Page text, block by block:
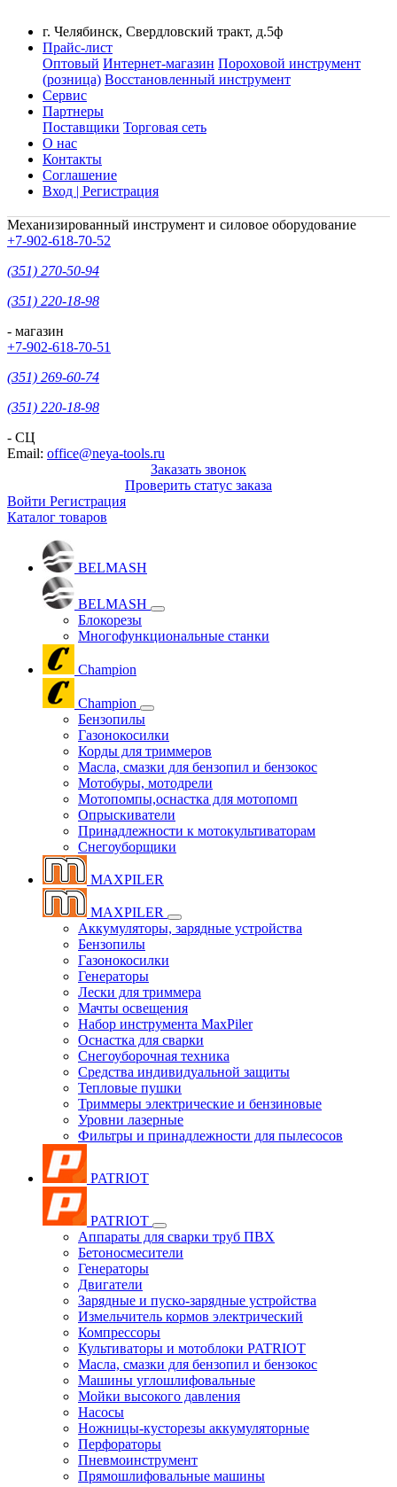
г. Челябинск, Свердловский тракт, д.5ф
Прайс-лист
Оптовый Интернет-магазин Пороховой инструмент
(розница) Восстановленный инструмент
Сервис
Партнеры
Поставщики Торговая сеть
О нас
Контакты
Соглашение
Вход | Регистрация
Механизированный инструмент и силовое оборудование
+7-902-618-70-52
(351) 270-50-94
(351) 220-18-98
- магазин
+7-902-618-70-51
(351) 269-60-74
(351) 220-18-98
- СЦ
Email: office@neya-tools.ru
Заказать звонок
Проверить статус заказа
Войти Регистрация
Каталог товаров
BELMASH
BELMASH
Блокорезы
Многофункциональные станки
Champion
Champion
Бензопилы
Газонокосилки
Корды для триммеров
Масла, смазки для бензопил и бензокос
Мотобуры, мотодрели
Мотопомпы,оснастка для мотопомп
Опрыскиватели
Принадлежности к мотокультиваторам
Снегоуборщики
MAXPILER
MAXPILER
Аккумуляторы, зарядные устройства
Бензопилы
Газонокосилки
Генераторы
Лески для триммера
Мачты освещения
Набор инструмента MaxPiler
Оснастка для сварки
Снегоуборочная техника
Средства индивидуальной защиты
Тепловые пушки
Триммеры электрические и бензиновые
Уровни лазерные
Фильтры и принадлежности для пылесосов
PATRIOT
PATRIOT
Аппараты для сварки труб ПВХ
Бетоносмесители
Генераторы
Двигатели
Зарядные и пуско-зарядные устройства
Измельчитель кормов электрический
Компрессоры
Культиваторы и мотоблоки PATRIOT
Масла, смазки для бензопил и бензокос
Машины углошлифовальные
Мойки высокого давления
Насосы
Ножницы-кусторезы аккумуляторные
Перфораторы
Пневмоинструмент
Прямошлифовальные машины